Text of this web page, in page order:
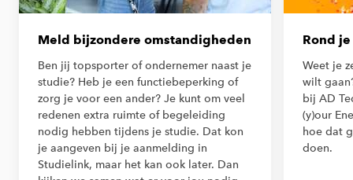
Meld bijzondere omstandigheden
Ben jij topsporter of ondernemer naast je
studie? Heb je een functiebeperking of
zorg je voor een ander? Je kunt om veel
redenen extra ruimte of begeleiding
nodig hebben tijdens je studie. Dat kon
je aangeven bij je aanmelding in
Studielink, maar het kan ook later. Dan
Rond
Weet je
wilt
bij AD
(y)our
hoe dat
doen.